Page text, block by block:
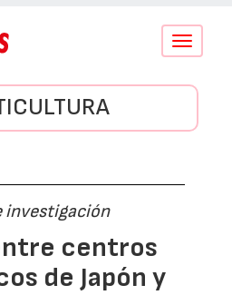
Conmutar
investigación
centros
de Japón y